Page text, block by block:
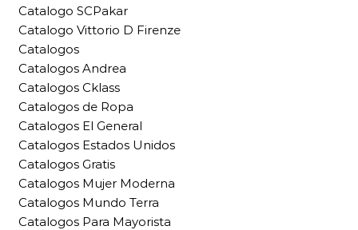
Catalogo SCPakar
Catalogo Vittorio D Firenze
Catalogos
Catalogos Andrea
Catalogos Cklass
Catalogos de Ropa
Catalogos El General
Catalogos Estados Unidos
Catalogos Gratis
Catalogos Mujer Moderna
Catalogos Mundo Terra
Catalogos Para Mayorista